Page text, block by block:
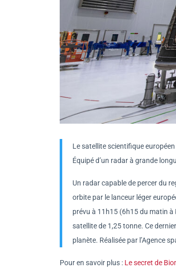
Le satellite scientifique
Équipé d’un radar à grande
Un radar capable de percer du
orbite par le lanceur léger
prévu à 11h15 (6h15 du matin
satellite de 1,25 tonne. Ce
planète. Réalisée par l’Agence
Pour en savoir plus : Le secret de